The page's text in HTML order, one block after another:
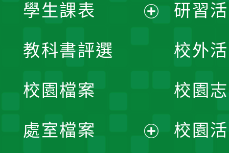
學生課表
單
教科書評選
校園檔案
處室檔案
研習
校外
校園
校園